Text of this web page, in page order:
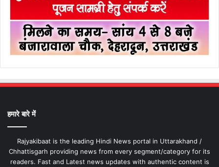
हमारे बारे में
Rajyakibaat is the leading Hindi News portal in Uttarakhand /
Chhattisgarh providing news from every segment/category for its
readers. Fast and Latest news updates with authentic content is